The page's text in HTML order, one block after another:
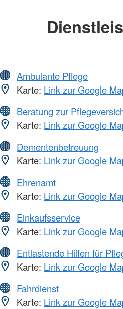
Ambulante Pflege
Karte: Link zur Google
Beratung zur
Karte: Link zur Google
Dementenbetreuung
Karte: Link zur Google
Ehrenamt
Karte: Link zur Google
Einkaufsservice
Karte: Link zur Google
Entlastende Hilfen für
Karte: Link zur Google
Fahrdienst
Karte: Link zur Google